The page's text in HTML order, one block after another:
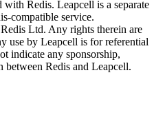
Redis. Leapcell is a separate
compatible service.
Ltd. Any rights therein are
use by Leapcell is for referential
indicate any sponsorship,
between Redis and Leapcell.